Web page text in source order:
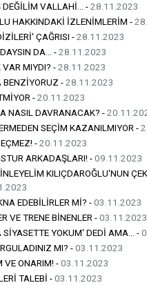
VALLAHİ… -28.11.2023
HAKKINDAKİ İZLENİMLERİM -
ÇAĞRISI -28.11.2023
DA… -28.11.2023
VAR MIYDI? -28.11.2023
BENZİYORUZ -28.11.2023
-20.11.2023
NASIL DAVRANACAK? -
SEÇİM KAZANILMIYOR -
-20.11.2023
ARKADAŞLARI! -09.11.2023
KILIÇDAROĞLU'NUN
EDEBİLİRLER Mİ? -03.11.2023
VE TRENE BİNENLER -03.11.2023
SİYASETTE YOKUM' DEDİ AMA… -
MI? -03.11.2023
VE ONARIM! -03.11.2023
TALEBİ -03.11.2023